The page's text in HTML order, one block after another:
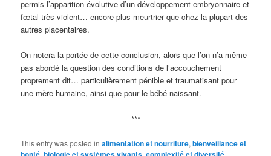
permis l’apparition évolutive d’un développement embryonnaire et
fœtal très violent… encore plus meurtrier que chez la plupart des
autres placentaires.
On notera la portée de cette conclusion, alors que l’on n’a même
pas abordé la question des conditions de l’accouchement
proprement dit… particulièrement pénible et traumatisant pour
une mère humaine, ainsi que pour le bébé naissant.
***
This entry was posted inalimentation et nourriture,bienveillance et
, , ,